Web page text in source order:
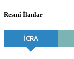
Resmî İlanlar